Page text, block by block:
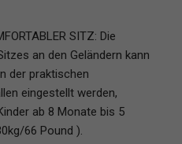
SITZ: Die
an den Geländern kann
der praktischen
eingestellt werden,
ab 8 Monate bis 5
66 Pound ).